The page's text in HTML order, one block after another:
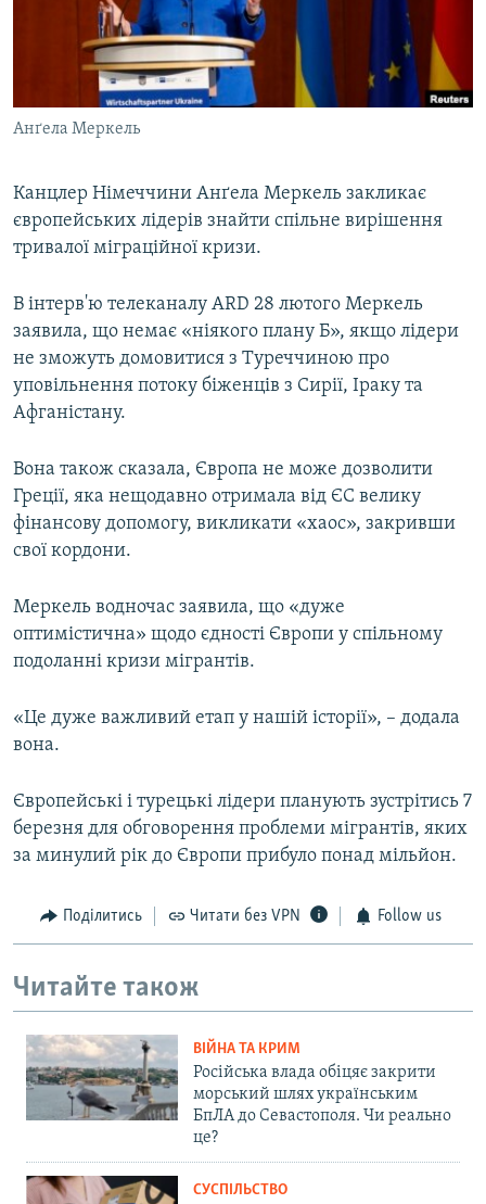
ВІДЕОУРОКИ «ELIFBE»
СВІДЧЕННЯ ОКУПАЦІЇ
УКРАЇНСЬКА ПРОБЛЕМА КРИМУ
ІНФОГРАФІКА
Русский
Qırımtatar
ДОЛУЧАЙСЯ!
Усі сайти RFE/RL
Анґела Меркель
Канцлер Німеччини Анґела Меркель закликає
європейських лідерів знайти спільне вирішення
тривалої міграційної кризи.
В інтерв'ю телеканалу ARD 28 лютого Меркель
заявила, що немає «ніякого плану Б», якщо лідери
не зможуть домовитися з Туреччиною про
уповільнення потоку біженців з Сирії, Іраку та
Афганістану.
Вона також сказала, Європа не може дозволити
Греції, яка нещодавно отримала від ЄС велику
фінансову допомогу, викликати «хаос», закривши
свої кордони.
Меркель водночас заявила, що «дуже
оптимістична» щодо єдності Європи у спільному
подоланні кризи мігрантів.
«Це дуже важливий етап у нашій історії», – додала
вона.
Європейські і турецькі лідери планують зустрітись 7
березня для обговорення проблеми мігрантів, яких
за минулий рік до Європи прибуло понад мільйон.
Поділитись Читати без VPN Follow us
Читайте також
ВІЙНА ТА КРИМ
Російська влада обіцяє закрити
морський шлях українським
БпЛА до Севастополя. Чи реально
це?
СУСПІЛЬСТВО